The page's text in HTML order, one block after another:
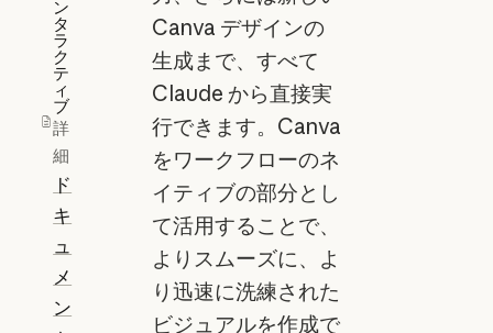
ン
タ
ラ
ク
テ
ィ
ブ
詳
細
ド
キ
ュ
メ
ン
Canva デザインの
生成まで、すべて
Claude から直接実
行できます。Canva
をワークフローのネ
イティブの部分とし
て活用することで、
よりスムーズに、よ
り迅速に洗練された
ビジュアルを作成で